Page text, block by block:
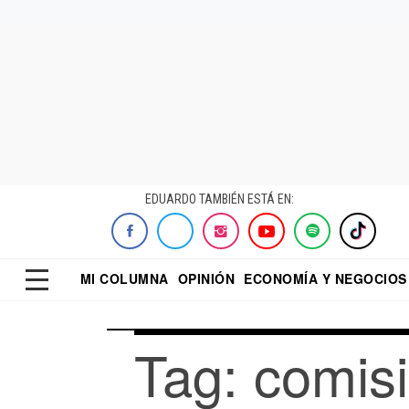
EDUARDO TAMBIÉN ESTÁ EN:
MI COLUMNA OPINIÓN ECONOMÍA Y NEGOCIOS
Tag: